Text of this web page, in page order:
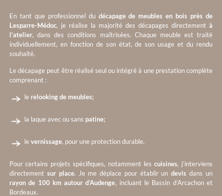
En tant que professionnel du décapage de meubles en bois près de
Lesparre-Médoc, je réalise la majorité des décapages directement à
l’atelier, dans des conditions maîtrisées. Chaque meuble est traité
individuellement, en fonction de son état, de son usage et du rendu
souhaité.
Le décapage peut être réalisé seul ou intégré à une prestation complète
comprenant :
le relooking de meubles;
la laque avec ou sans patine;
levernissage, pour une protection durable.
Pour certains projets spécifiques, notamment les cuisines, j’interviens
directement sur place. Je me déplace pour établir undevis dans un
rayon de 100 km autour d’Audenge, incluant le Bassin d’Arcachon et
Bordeaux.